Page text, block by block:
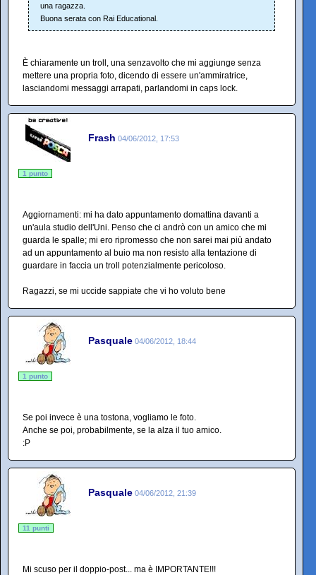
una ragazza.
Buona serata con Rai Educational.
È chiaramente un troll, una senzavolto che mi aggiunge senza
mettere una propria foto, dicendo di essere un'ammiratrice,
lasciandomi messaggi arrapati, parlandomi in caps lock.
Frash 04/06/2012, 17:53
1 punto
Aggiornamenti: mi ha dato appuntamento domattina davanti a
un'aula studio dell'Uni. Penso che ci andrò con un amico che mi
guarda le spalle; mi ero ripromesso che non sarei mai più andato
ad un appuntamento al buio ma non resisto alla tentazione di
guardare in faccia un troll potenzialmente pericoloso.
Ragazzi, se mi uccide sappiate che vi ho voluto bene
Pasquale 04/06/2012, 18:44
1 punto
Se poi invece è una tostona, vogliamo le foto.
Anche se poi, probabilmente, se la alza il tuo amico.
:P
Pasquale 04/06/2012, 21:39
11 punti
Mi scuso per il doppio-post... ma è IMPORTANTE!!!